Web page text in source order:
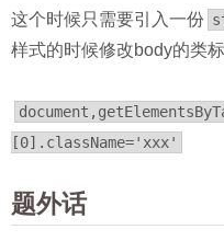
这个时候只需要引入一份
样式的时候修改body的类标
[0].className='xxx'
题外话